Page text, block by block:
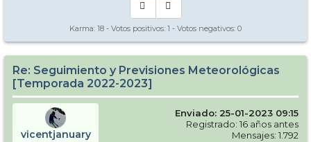
Karma: 18 - Votos positivos: 1 - Votos negativos: 0
Re: Seguimiento y Previsiones Meteorológicas
[Temporada 2022-2023]
vicentjanuary
Enviado: 25-01-2023 09:15
Registrado: 16 años antes
Mensajes: 1.792